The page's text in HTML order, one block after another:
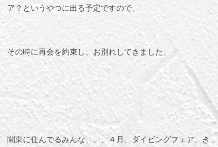
ア？というやつに出る予定ですので、
その時に再会を約束し、お別れしてきました。
関東に住んでるみんな、、、４月、ダイビングフェア、き